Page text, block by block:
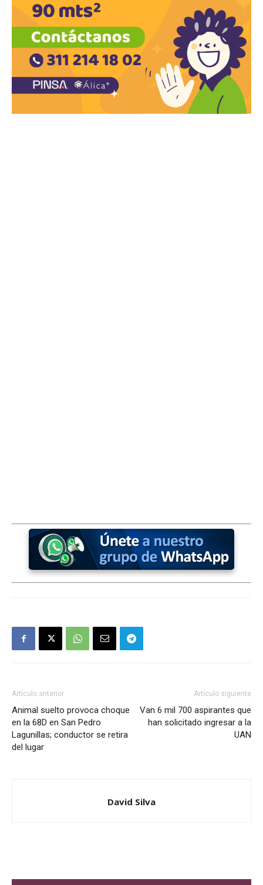
Artículo anterior
Animal suelto provoca choque
en la 68D en San Pedro
Lagunillas; conductor se retira
del lugar
Artículo siguiente
Van 6 mil 700 aspirantes que
han solicitado ingresar a la
UAN
David Silva